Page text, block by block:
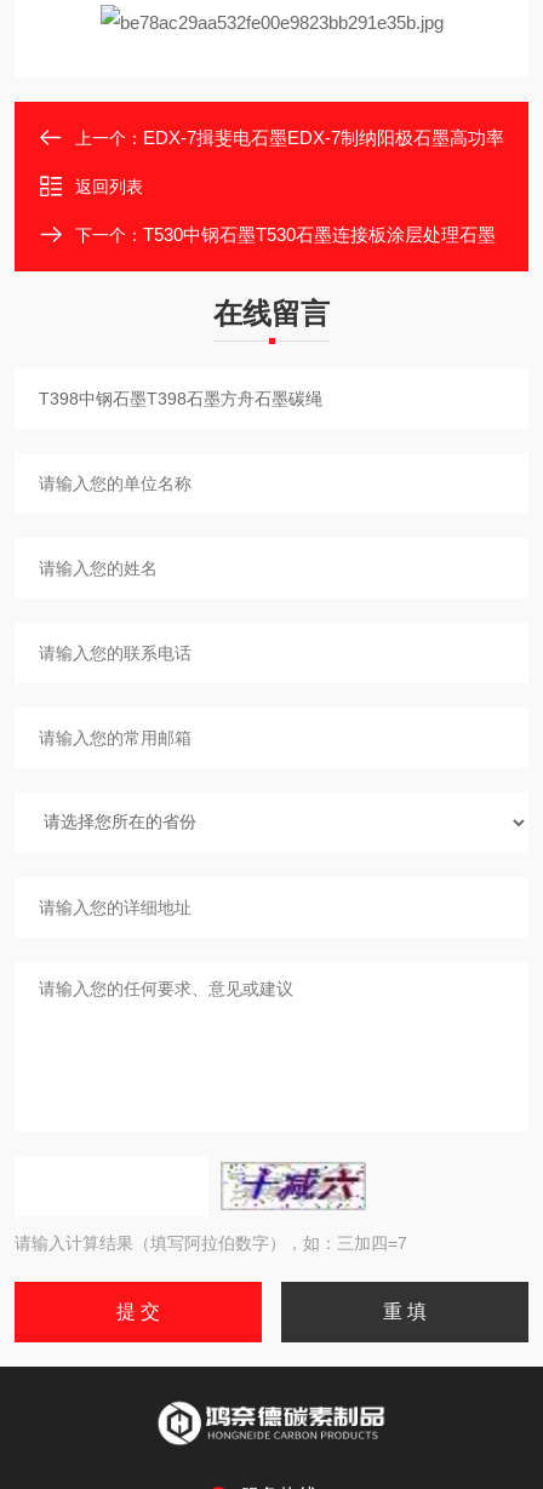
上一个： EDX-7揖斐电石墨EDX-7制纳阳极石墨高功率
返回列表
下一个： T530中钢石墨T530石墨连接板涂层处理石墨
在线留言
请输入计算结果（填写阿拉伯数字），如：三加四=7